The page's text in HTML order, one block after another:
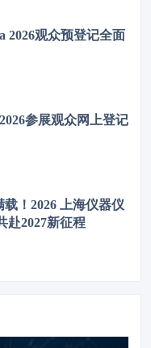
2026观众预登记全面
参展观众网上登记
！2026 上海仪器仪
赴2027新征程